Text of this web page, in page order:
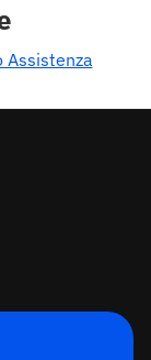
Assistenza